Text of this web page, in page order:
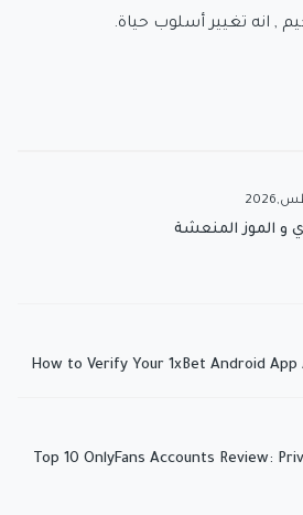
, انه تغيير أسلوب حياة.
و الموز المنعشة
How to Verify Your 1xBet Android
Top 10 OnlyFans Accounts Review: